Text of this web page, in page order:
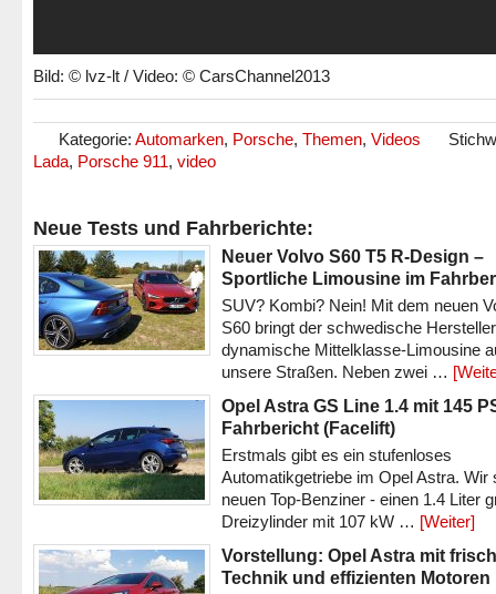
Bild: © lvz-lt / Video: © CarsChannel2013
Kategorie: Automarken, Porsche, Themen, Videos
Lada, Porsche 911, video
Neue Tests und Fahrberichte:
Neuer Volvo S60 T5 R-Design –
Sportliche Limousine im
SUV? Kombi? Nein! Mit dem neuen
S60 bringt der schwedische
dynamische Mittelklasse-Limousine
unsere Straßen. Neben zwei …
Opel Astra GS Line 1.4 mit 145
Fahrbericht (Facelift)
Erstmals gibt es ein stufenloses
Automatikgetriebe im Opel Astra. Wir
neuen Top-Benziner - einen 1.4 Liter
Dreizylinder mit 107 kW … [Weiter]
Vorstellung: Opel Astra mit
Technik und effizienten Motoren